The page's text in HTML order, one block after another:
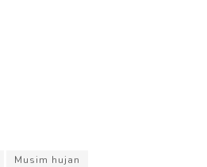
Musim hujan